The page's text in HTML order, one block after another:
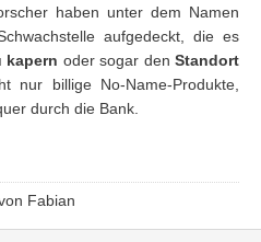
haben unter dem Namen
aufgedeckt, die es
kapern oder sogar denStandort
nur billige No-Name-Produkte,
durch die Bank.
Fabian